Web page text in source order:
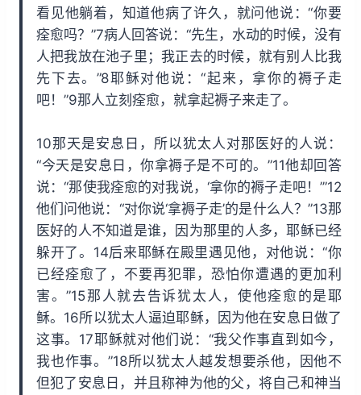
看见他躺着，知道他病了许久，就问他说：“你要
痊愈吗？”7病人回答说：“先生，水动的时候，没有
人把我放在池子里；我正去的时候，就有别人比我
先下去。”8耶稣对他说：“起来，拿你的褥子走
吧！”9那人立刻痊愈，就拿起褥子来走了。
10那天是安息日，所以犹太人对那医好的人说：
“今天是安息日，你拿褥子是不可的。”11他却回答
说：“那使我痊愈的对我说，‘拿你的褥子走吧！’”12
他们问他说：“对你说‘拿褥子走’的是什么人？”13那
医好的人不知道是谁，因为那里的人多，耶稣已经
躲开了。14后来耶稣在殿里遇见他，对他说：“你
已经痊愈了，不要再犯罪，恐怕你遭遇的更加利
害。”15那人就去告诉犹太人，使他痊愈的是耶
稣。16所以犹太人逼迫耶稣，因为他在安息日做了
这事。17耶稣就对他们说：“我父作事直到如今，
我也作事。”18所以犹太人越发想要杀他，因他不
但犯了安息日，并且称神为他的父，将自己和神当